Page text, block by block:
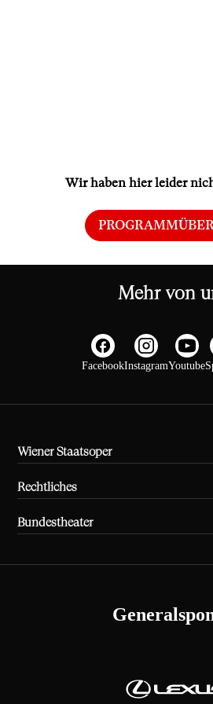
Wir haben hier leider
Mehr von
FacebookInstagramYoutube
Wiener Staatsoper
Rechtliches
Bundestheater